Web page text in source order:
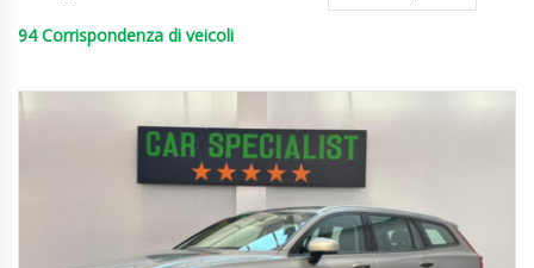
94 Corrispondenza di veicoli